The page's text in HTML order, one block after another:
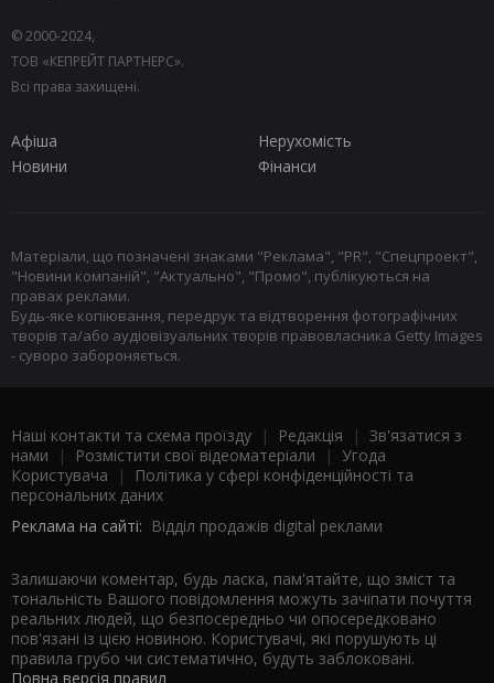
© 2000-2024,
ТОВ «КЕПРЕЙТ ПАРТНЕРС».
Всі права захищені.
Афіша
Нерухомість
Новини
Фінанси
Матеріали, що позначені знаками "Реклама", "PR", "Спецпроект",
"Новини компаній", "Актуально", "Промо", публікуються на
правах реклами.
Будь-яке копіювання, передрук та відтворення фотографічних
творів та/або аудіовізуальних творів правовласника Getty Images
- суворо забороняється.
Наші контакти та схема проїзду | Редакція | Зв'язатися з
нами | Розмістити свої відеоматеріали | Угода
Користувача |
Політика у сфері конфіденційності та
персональних даних
Реклама на сайті: Відділ продажів digital реклами
Залишаючи коментар, будь ласка, пам'ятайте, що зміст та
тональність Вашого повідомлення можуть зачіпати почуття
реальних людей, що безпосередньо чи опосередковано
пов'язані із цією новиною. Користувачі, які порушують ці
правила грубо чи систематично, будуть заблоковані.
Повна версія правил